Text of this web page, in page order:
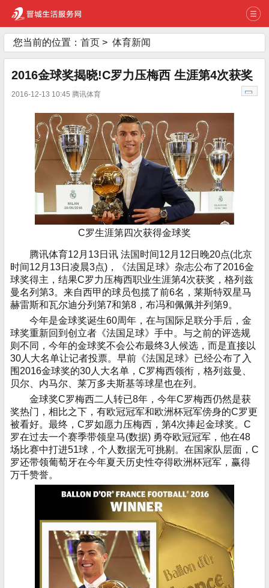
您当前的位置： 首页 > 体育新闻
2016金球奖揭晓!C罗力压梅西 生涯第4次获奖
2016-12-13 10:45 腾讯体育
C罗生涯第四次获得金球奖
腾讯体育12月13日讯 法国时间12月12日晚20点(北京
时间12月13日凌晨3点)，《法国足球》杂志公布了2016金
球奖得主，结果C罗力压梅西职业生涯第4次获奖，格列兹
曼名列第3。来自西甲的球员包揽了前6名，莱斯特双星马
赫雷斯和瓦尔迪分列第7和第8，布冯和佩佩并列第9。
今年是金球奖诞生60周年，在与国际足联分手后，金
球奖重新回到创立者《法国足球》手中。与之前的评选规
则不同，今年的金球奖不会公布最终3人候选，而是直接以
30人大名单让记者投票。早前《法国足球》已经公布了入
围2016金球奖的30人大名单，C罗梅西领衔，格列兹曼、
贝尔、内马尔、莱万多夫斯基等球星也在列。
金球奖C罗梅西二人转已8年，今年C罗梅西仍然是获
奖热门，相比之下，有欧冠冠军和欧洲杯冠军傍身的C罗更
被看好。最终，C罗如愿力压梅西，第4次捧起金球奖。C
罗在过去一个赛季带领皇马(数据) 勇夺欧冠冠军，他在48
场比赛中打进51球，个人数据无可挑剔。在国家队层面，C
罗还带领葡萄牙在今年夏天历史性夺得欧洲杯冠军，赢得
万千赞誉。